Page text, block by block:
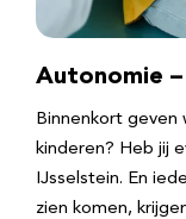
Autonomie –
Binnenkort geven
kinderen? Heb jij
IJsselstein. En
zien komen,